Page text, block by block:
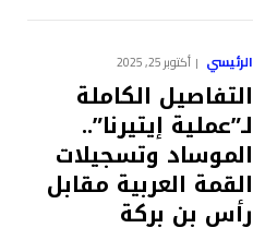
الرئيسي أكتوبر 25, 2025
التفاصيل الكاملة
لـ”عملية إيتيرنا”..
الموساد وتسجيلات
القمة العربية مقابل
رأس بن بركة